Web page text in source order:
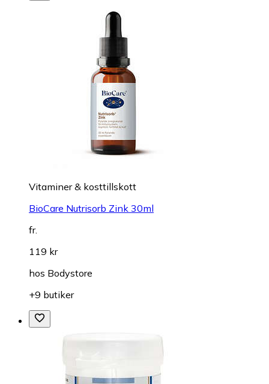
Vitaminer & kosttillskott
BioCare Nutrisorb Zink 30ml
fr.
119 kr
hos Bodystore
+9 butiker